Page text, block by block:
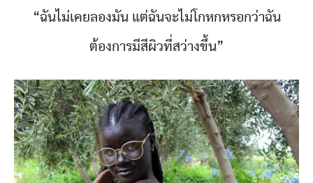
“ฉันไม่เคยลองมัน แต่ฉันจะไม่โกหกหรอกว่าฉัน
ต้องการมีสีผิวที่สว่างขึ้น”